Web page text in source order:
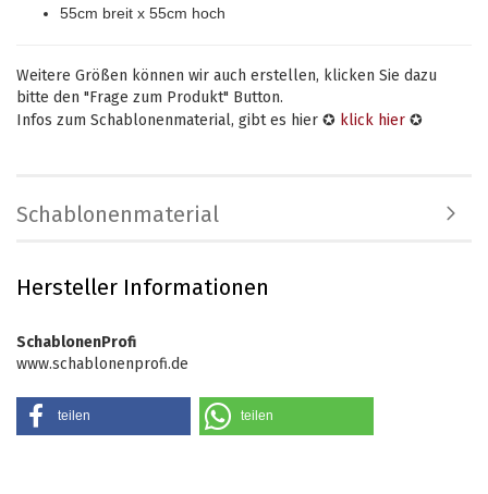
55cm breit x 55cm hoch
Weitere Größen können wir auch erstellen, klicken Sie dazu
bitte den "Frage zum Produkt" Button.
Infos zum Schablonenmaterial, gibt es hier ✪ klick hier ✪
Schablonenmaterial
Hersteller Informationen
SchablonenProfi
www.schablonenprofi.de
teilen teilen